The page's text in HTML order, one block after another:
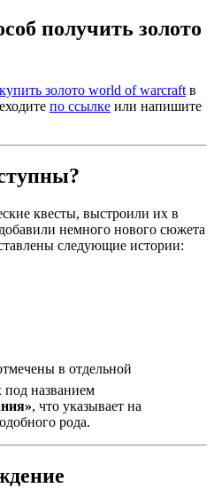
получить золото
купить золото world of warcraft в
по ссылке или напишите
квесты, выстроили их в
немного нового сюжета
следующие истории:
в отдельной
под названием
, что указывает на
рода.